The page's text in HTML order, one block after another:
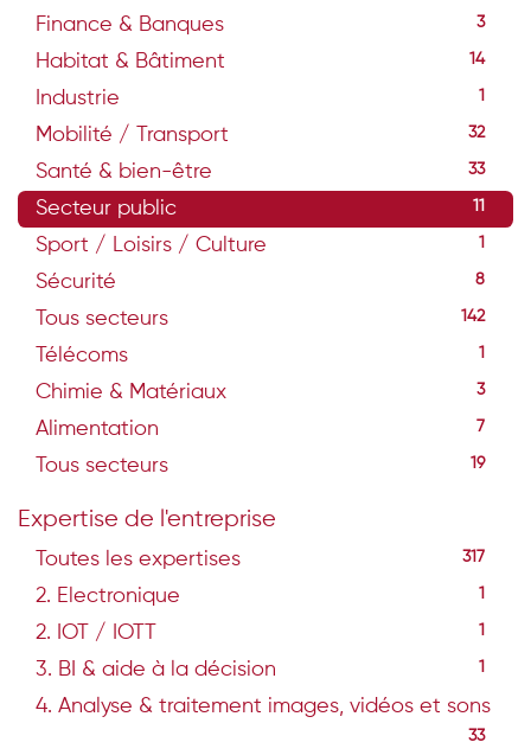
Finance & Banques 3
Habitat & Bâtiment 14
Industrie 1
Mobilité / Transport 32
Santé & bien-être 33
Secteur public 11
Sport / Loisirs / Culture 1
Sécurité 8
Tous secteurs 142
Télécoms 1
Chimie & Matériaux 3
Alimentation 7
Tous secteurs 19
Expertise de l'entreprise
Toutes les expertises 317
2. Electronique 1
2. IOT / IOTT 1
3. BI & aide à la décision 1
4. Analyse & traitement images, vidéos et sons
33